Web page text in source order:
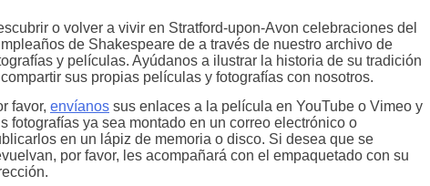
o volver a vivir en Stratford-upon-Avon celebraciones del
de Shakespeare de a través de nuestro archivo de
y películas. Ayúdanos a ilustrar la historia de su tradición
sus propias películas y fotografías con nosotros.
favor, envíanos sus enlaces a la película en YouTube o Vimeo y
fotografías ya sea montado en un correo electrónico o
en un lápiz de memoria o disco. Si desea que se
por favor, les acompañará con el empaquetado con su